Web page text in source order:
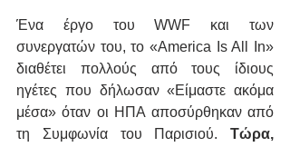
Ένα έργο του WWF και των
συνεργατών του, το «America Is All In»
διαθέτει πολλούς από τους ίδιους
ηγέτες που δήλωσαν «Είμαστε ακόμα
μέσα» όταν οι ΗΠΑ αποσύρθηκαν από
τη Συμφωνία του Παρισιού. Τώρα,